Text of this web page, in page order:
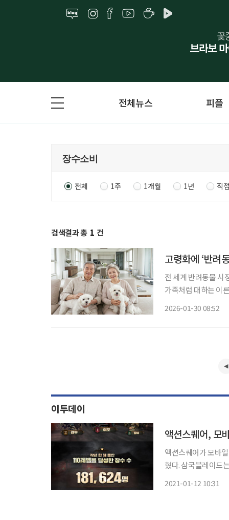
전체뉴스 피플
전체 1주 1개월 1년 직
검색결과 총 1 건
고령화에 ‘반려
전 세계 반려동물 시
가족처럼 대하는 이
2026-01-30 08:52
이투데이
액션스퀘어, 모
액션스퀘어가 모바
혔다. 삼국블레이드는 ‘삼국지’ 스토리와 언리얼 기반의 호쾌한 액션이 결합된 액션 RPG로
2021-01-12 10:31